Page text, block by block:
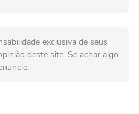
exclusiva de seus
deste site. Se achar algo